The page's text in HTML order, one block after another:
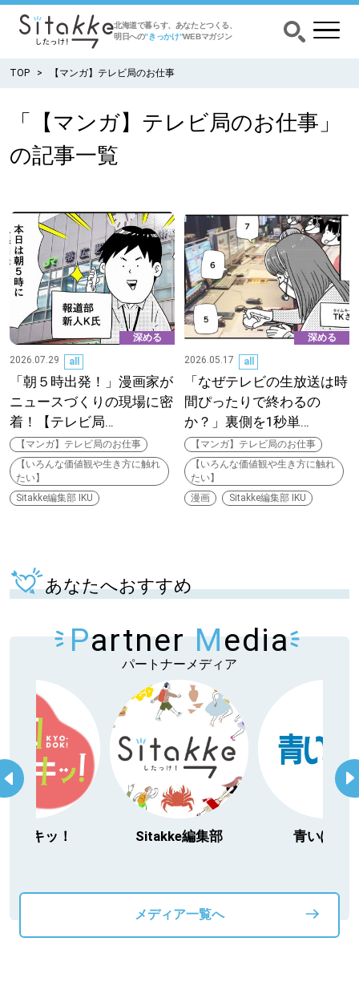
北海道で暮らす、あなたとつくる、
明日への”きっかけ”WEBマガジン
CATEGORY カテゴリー
出かける
暮らす
みがく
育む
深める
ゆるむ
SitakkeTV
all
道南
道東
Sitakke編集部あい
TOP 【マンガ】テレビ局のお仕事
「【マンガ】テレビ局のお仕事」
の記事一覧
深める
2026.07.29
all
「朝５時出発！」漫画家が
ニュースづくりの現場に密
着！【テレビ局…
【マンガ】テレビ局のお仕事
【いろんな価値観や生き方に触れ
たい】
Sitakke編集部 IKU
深める
2026.05.17
all
「なぜテレビの生放送は時
間ぴったりで終わるの
か？」裏側を1秒単…
【マンガ】テレビ局のお仕事
【いろんな価値観や生き方に触れ
たい】
漫画
Sitakke編集部 IKU
あなたへおすすめ
Partner Media
パートナーメディア
日ドキッ！ Sitakke編集部 青いぽす
メディア一覧へ